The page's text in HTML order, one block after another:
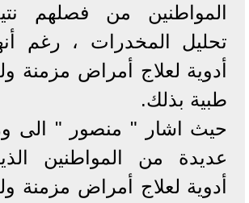
المواطنين من فصلهم
تحليل المخدرات ، رغم
أدوية لعلاج أمراض مزمنة
طبية بذلك.
حيث اشار " منصور " الى
عديدة من المواطنين
أدوية لعلاج أمراض مزمنة